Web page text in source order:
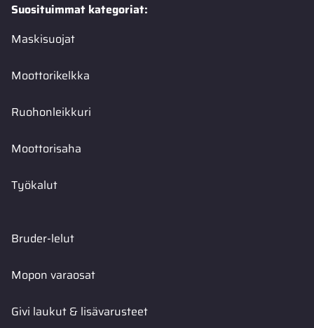
Suosituimmat kategoriat:
Maskisuojat
Moottorikelkka
Ruohonleikkuri
Moottorisaha
Työkalut
Bruder-lelut
Mopon varaosat
Givi laukut & lisävarusteet